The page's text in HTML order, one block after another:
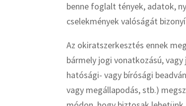
benne foglalt tények, adatok,
cselekmények valóságát
Az okiratszerkesztés ennek
bármely jogi vonatkozású,
hatósági- vagy bírósági
vagy megállapodás, stb.)